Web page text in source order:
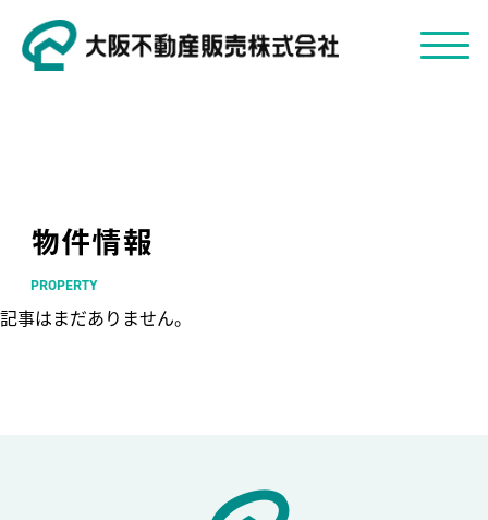
物件情報
PROPERTY
記事はまだありません。